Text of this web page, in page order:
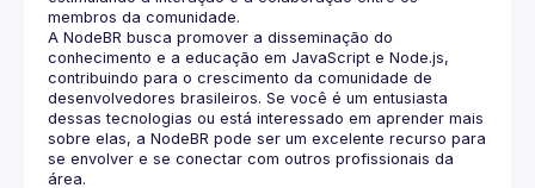
A NodeBR busca promover a disseminação do
conhecimento e a educação em JavaScript e Node.js,
contribuindo para o crescimento da comunidade de
desenvolvedores brasileiros. Se você é um entusiasta
dessas tecnologias ou está interessado em aprender mais
sobre elas, a NodeBR pode ser um excelente recurso para
se envolver e se conectar com outros profissionais da